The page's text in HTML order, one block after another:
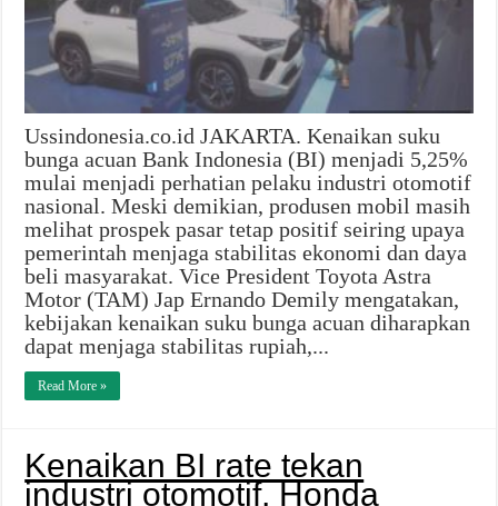
Ussindonesia.co.id JAKARTA. Kenaikan suku
bunga acuan Bank Indonesia (BI) menjadi 5,25%
mulai menjadi perhatian pelaku industri otomotif
nasional. Meski demikian, produsen mobil masih
melihat prospek pasar tetap positif seiring upaya
pemerintah menjaga stabilitas ekonomi dan daya
beli masyarakat. Vice President Toyota Astra
Motor (TAM) Jap Ernando Demily mengatakan,
kebijakan kenaikan suku bunga acuan diharapkan
dapat menjaga stabilitas rupiah,...
Read More »
Kenaikan BI rate tekan
industri otomotif, Honda